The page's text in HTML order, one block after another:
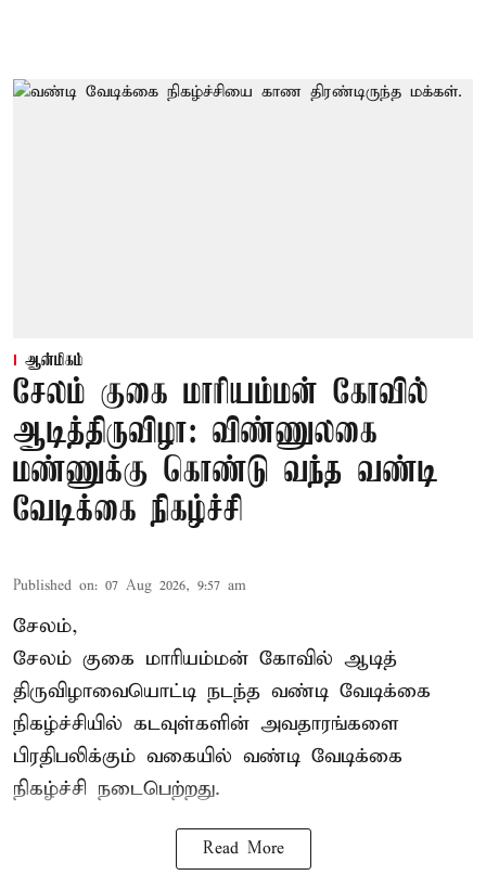
ஆன்மிகம்
சேலம் குகை மாரியம்மன் கோவில்
ஆடித்திருவிழா: விண்ணுலகை
மண்ணுக்கு கொண்டு வந்த வண்டி
வேடிக்கை நிகழ்ச்சி
Published on: 07 Aug 2026, 9:57 am
சேலம்,
சேலம் குகை மாரியம்மன் கோவில் ஆடித்
திருவிழாவையொட்டி நடந்த வண்டி வேடிக்கை
நிகழ்ச்சியில் கடவுள்களின் அவதாரங்களை
பிரதிபலிக்கும் வகையில் வண்டி வேடிக்கை
நிகழ்ச்சி நடைபெற்றது.
Read More